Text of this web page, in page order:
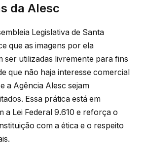
da Alesc
Legislativa de Santa
que as imagens por ela
ser utilizadas livremente para fins
que não haja interesse comercial
a Agência Alesc sejam
Essa prática está em
a Lei Federal 9.610 e reforça o
com a ética e o respeito